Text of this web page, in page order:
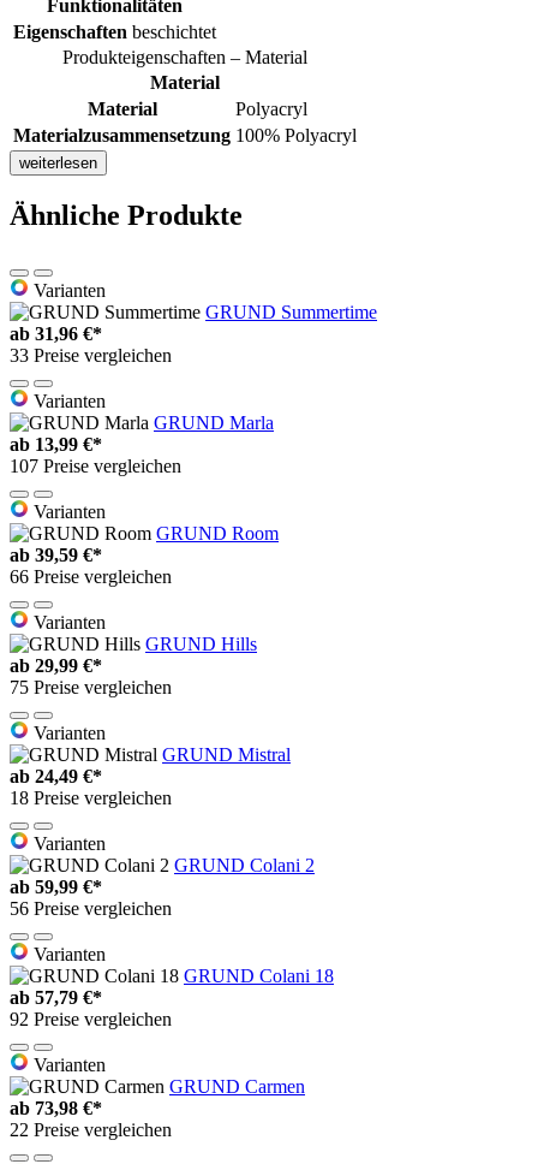
Funktionalitäten
Eigenschaften beschichtet
Produkteigenschaften – Material
Material
Material
Polyacryl
Materialzusammensetzung 100% Polyacryl
weiterlesen
Ähnliche Produkte
Varianten
GRUND Summertime
ab 31,96 €*
33 Preise vergleichen
Varianten
GRUND Marla
ab 13,99 €*
107 Preise vergleichen
Varianten
GRUND Room
ab 39,59 €*
66 Preise vergleichen
Varianten
GRUND Hills
ab 29,99 €*
75 Preise vergleichen
Varianten
GRUND Mistral
ab 24,49 €*
18 Preise vergleichen
Varianten
GRUND Colani 2
ab 59,99 €*
56 Preise vergleichen
Varianten
GRUND Colani 18
ab 57,79 €*
92 Preise vergleichen
Varianten
GRUND Carmen
ab 73,98 €*
22 Preise vergleichen